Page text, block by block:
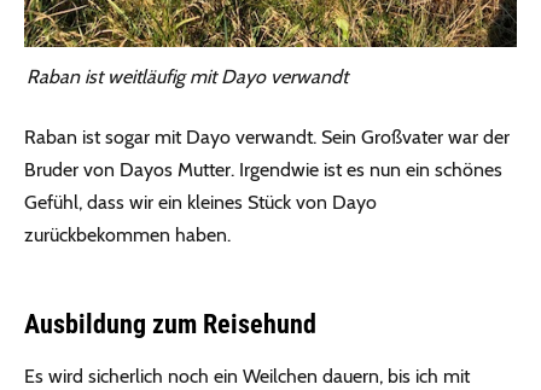
Raban ist weitläufig mit Dayo verwandt
Raban ist sogar mit Dayo verwandt. Sein Großvater war der
Bruder von Dayos Mutter. Irgendwie ist es nun ein schönes
Gefühl, dass wir ein kleines Stück von Dayo
zurückbekommen haben.
Ausbildung zum Reisehund
Es wird sicherlich noch ein Weilchen dauern, bis ich mit